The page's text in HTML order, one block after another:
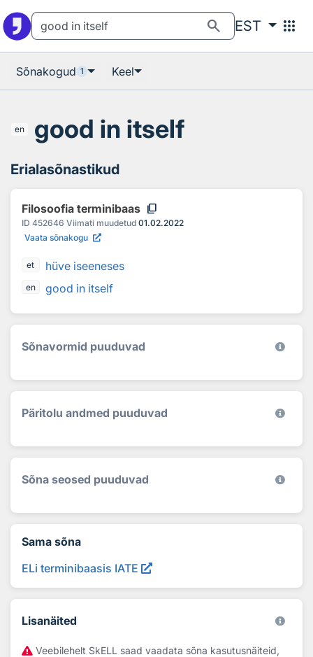
search EST apps
Sõnakogud 1 Keel
en good in itself
Erialasõnastikud
Filosoofia terminibaas content_copy
ID 452646 Viimati muudetud 01.02.2022
Vaata sõnakogu
et hüve iseeneses
en good in itself
Sõnavormid puuduvad
Päritolu andmed puuduvad
Sõna seosed puuduvad
Sama sõna
ELi terminibaasis IATE
Lisanäited
Veebilehelt SkELL saad vaadata sõna kasutusnäiteid,